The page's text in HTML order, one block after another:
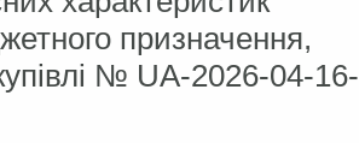
призначення,
№ UA-2026-04-16-